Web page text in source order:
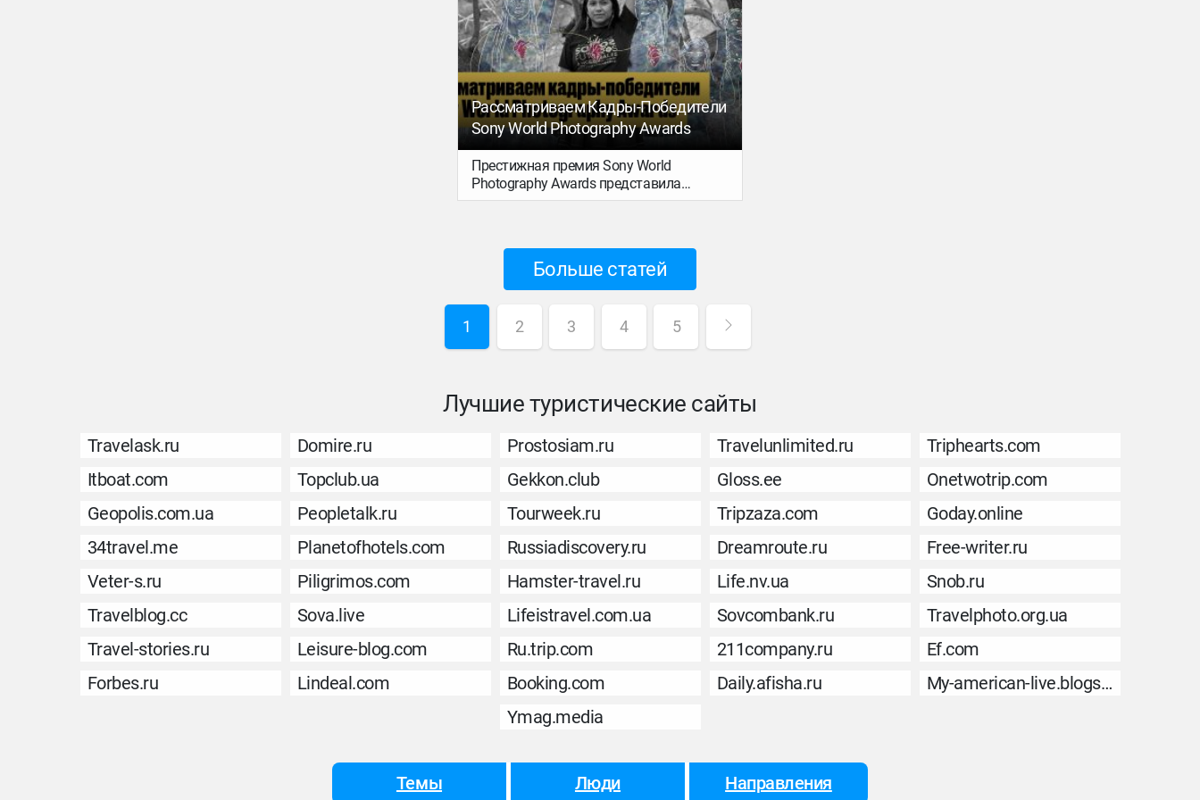
храмов в эти выходные – 16 мая,
остальные (не считая Берлин, Вены,
Амстердама, Будапешта, у которых
свое расписание) – 23-го. А нам-то что:
значит, крутых ивентов будет в два
раза больше! Разбираемся, куда, зачем
и когда ехать, и делимся нашими топ
получить от путешествия: морское
побережье, живописные горы, пленящие
душу озерные и лесные края, тихие
деревни и местечки, полные
достопримечательностей города, музеи,
скансены, национальные парки, а
вдобавок десятки пеших, велосипедных
и байдарочных маршрутов. При этом
каждый регион Польши будто
отдельный мир со своим характером,
ландшафтом, традициями и кухней.
стоит отправиться в первую очередь –
рассказываем в этом материале.
Рассматриваем Кадры-Победители
Sony World Photography Awards
Престижная премия Sony World
Photography Awards представила
победителей. В 2026-м на конкурс
особенно зацепили.
Больше статей
1 2 3 4 5
Лучшие туристические сайты
Travelask.ru Domire.ru Prostosiam.ru Travelunlimited.ru
Triphearts.com
Itboat.com
Topclub.ua Gekkon.club Gloss.ee
Onetwotrip.com
Geopolis.com.ua
Peopletalk.ru Tourweek.ru Tripzaza.com
Goday.online
34travel.me
Planetofhotels.com Russiadiscovery.ru Dreamroute.ru
Free-writer.ru
Veter-s.ru
Piligrimos.com Hamster-travel.ru Life.nv.ua
Snob.ru
Travelblog.cc
Sova.live Lifeistravel.com.ua Sovcombank.ru
Travelphoto.org.ua
Travel-stories.ru
Leisure-blog.com Ru.trip.com 211company.ru
Ef.com
Forbes.ru
Lindeal.com Booking.com Daily.afisha.ru
My-american-live.blogspot.com
Ymag.media
Темы Люди Направления